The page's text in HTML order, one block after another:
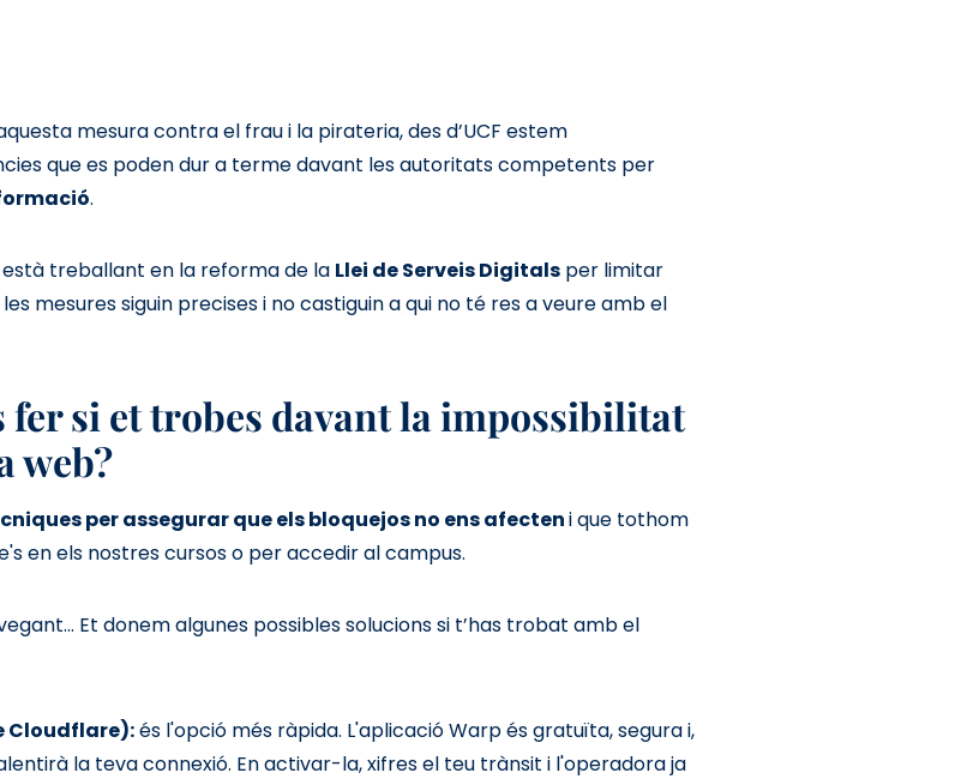
mesura contra el frau i la pirateria, des d’UCF estem
que es poden dur a terme davant les autoritats competents per
.
treballant en la reforma de la Llei de Serveis Digitals per limitar
mesures siguin precises i no castiguin a qui no té res a veure amb el
fer si et trobes davant la impossibilitat
web?
per assegurar que els bloquejos no ens afecteni que tothom
en els nostres cursos o per accedir al campus.
Et donem algunes possibles solucions si t’has trobat amb el
Cloudflare):és l'opció més ràpida. L'aplicació Warp és gratuïta, segura i,
la teva connexió. En activar-la, xifres el teu trànsit i l'operadora ja